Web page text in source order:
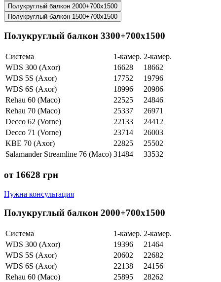
Полукруглый балкон 2000+700х1500
Полукруглый балкон 1500+700х1500
Полукруглый балкон 3300+700х1500
Система 1-камер. 2-камер.
WDS 300 (Axor)
16628
18662
WDS 5S (Axor)
17752
19796
WDS 6S (Axor)
18996
20986
Rehau 60 (Maco)
22525
24846
Rehau 70 (Maco)
25337
26971
Decco 62 (Vorne)
22133
24412
Decco 71 (Vorne)
23714
26003
KBE 70 (Axor)
22825
25502
Salamander Streamline 76 (Maco) 31484 33532
от 16628 грн
Нужна консультация
Полукруглый балкон 2000+700х1500
Система 1-камер. 2-камер.
WDS 300 (Axor)
19396
21464
WDS 5S (Axor)
20602
22682
WDS 6S (Axor)
22138
24156
Rehau 60 (Maco)
25895
28262